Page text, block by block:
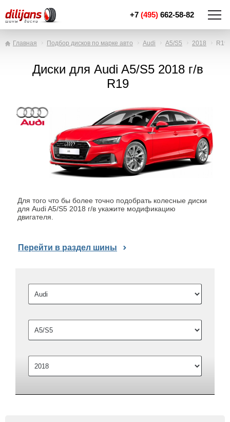
+7 (495) 662-58-82
Главная Подбор дисков по марке авто Audi A5/S5 2018 R19
Диски для Audi A5/S5 2018 г/в
R19
Для того что бы более точно подобрать колесные диски
для Audi A5/S5 2018 г/в укажите модификацию
двигателя.
Перейти в раздел шины